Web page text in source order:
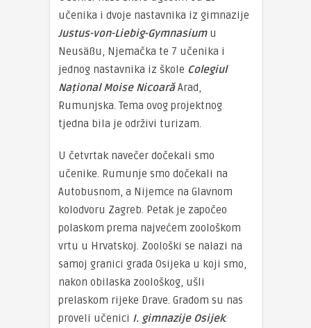
učenika i dvoje nastavnika iz gimnazije
Justus-von-Liebig-Gymnasiumu
Neusäßu, Njemačka te 7 učenika i
jednog nastavnika iz škole Colegiul
Național Moise NicoarăArad,
Rumunjska. Tema ovog projektnog
tjedna bila je održivi turizam.
U četvrtak navečer dočekali smo
učenike. Rumunje smo dočekali na
Autobusnom, a Nijemce na Glavnom
kolodvoru Zagreb. Petak je započeo
polaskom prema najvećem zoološkom
vrtu u Hrvatskoj. Zoološki se nalazi na
samoj granici grada Osijeka u koji smo,
nakon obilaska zoološkog, ušli
prelaskom rijeke Drave. Gradom su nas
proveli učenici I. gimnazije Osijek.